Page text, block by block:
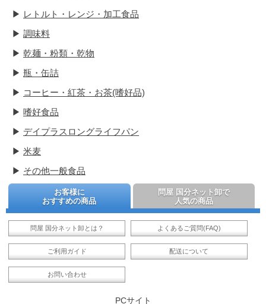
▶ レトルト・レンジ・加工食品
▶ 調味料
▶ 乾麺・粉類・乾物
▶ 瓶・缶詰
▶ コーヒー・紅茶・お茶(嗜好品)
▶ 嗜好食品
▶ デイプラスロングライフパン
▶ 米麦
▶ その他一般食品
お客様に
おすすめの商品
問屋 国分ネット卸で
人気の商品
問屋 国分ネット卸とは？ よくあるご質問(FAQ)
ご利用ガイド 配送について
お問い合わせ
PCサイト